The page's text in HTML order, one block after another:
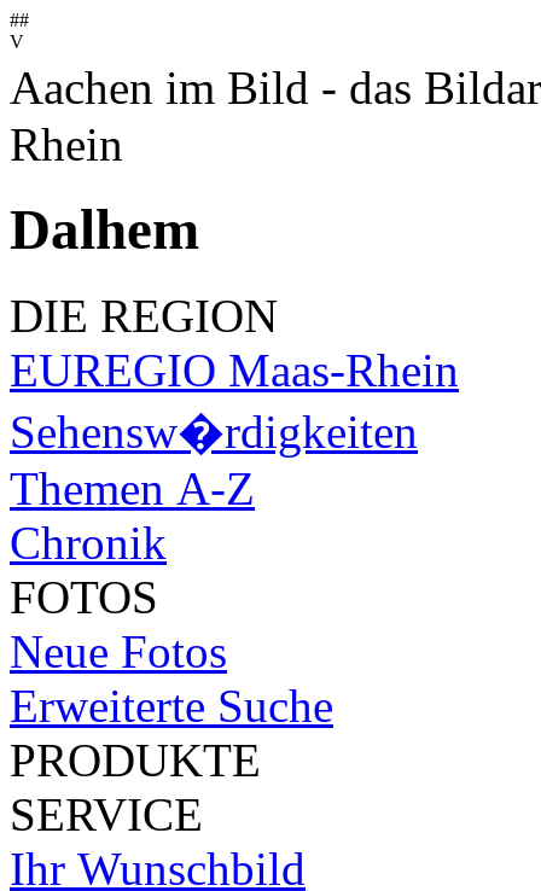
##
V
Aachen im Bild - das
Rhein
Dalhem
DIE REGION
EUREGIO Maas-Rhein
Sehensw�rdigkeiten
Themen A-Z
Chronik
FOTOS
Neue Fotos
Erweiterte Suche
PRODUKTE
SERVICE
Ihr Wunschbild